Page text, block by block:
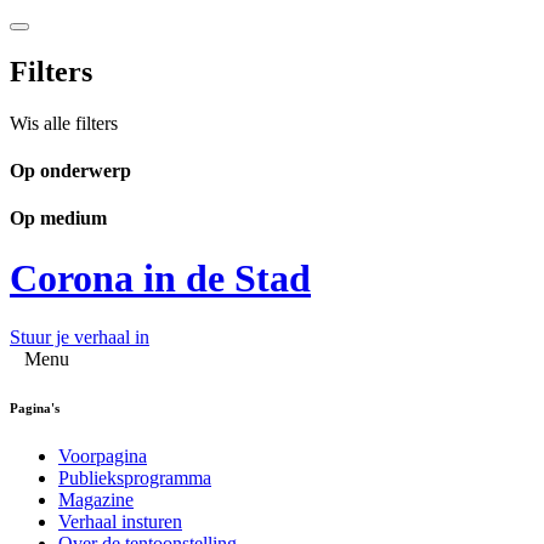
Filters
Wis alle filters
Op onderwerp
Op medium
Corona in de Stad
Stuur je verhaal in
Menu
Pagina's
Voorpagina
Publieksprogramma
Magazine
Verhaal insturen